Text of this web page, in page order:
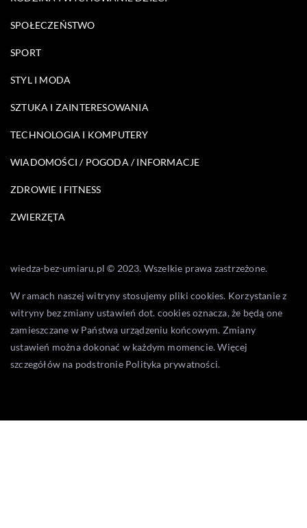
SPOŁECZEŃSTWO
SPORT
STYL I MODA
SZTUKA I ZAINTERESOWANIA
TECHNOLOGIA I KOMPUTERY
WIADOMOŚCI / POGODA / INFORMACJE
ZDROWIE I FITNESS
ZWIERZĘTA
wiedza-bez-umiaru.pl © 2023. Wszelkie prawa zastrzeżone.
W ramach naszej witryny stosujemy pliki cookies. Korzystanie z
witryny bez zmiany ustawień dot. cookies oznacza, że będą one
zamieszczane w Państwa urządzeniu końcowym. Zmiany
ustawień można dokonać w każdym momencie. Więcej
szczegółów na podstronie Polityka prywatności.